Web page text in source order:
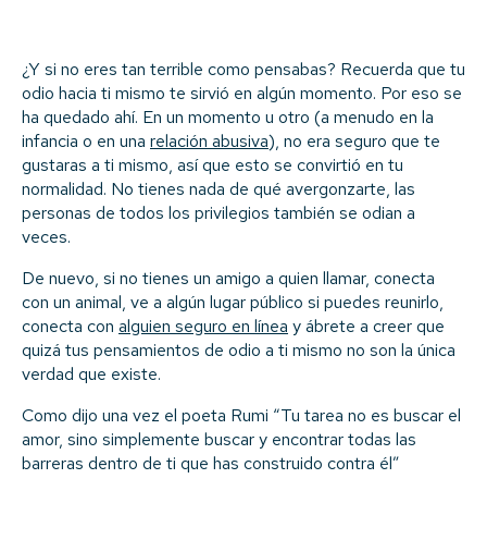
¿Y si no eres tan terrible como pensabas? Recuerda que tu
odio hacia ti mismo te sirvió en algún momento. Por eso se
ha quedado ahí. En un momento u otro (a menudo en la
infancia o en una relación abusiva), no era seguro que te
gustaras a ti mismo, así que esto se convirtió en tu
normalidad. No tienes nada de qué avergonzarte, las
personas de todos los privilegios también se odian a
veces.
De nuevo, si no tienes un amigo a quien llamar, conecta
con un animal, ve a algún lugar público si puedes reunirlo,
conecta con alguien seguro en línea y ábrete a creer que
quizá tus pensamientos de odio a ti mismo no son la única
verdad que existe.
Como dijo una vez el poeta Rumi “Tu tarea no es buscar el
amor, sino simplemente buscar y encontrar todas las
barreras dentro de ti que has construido contra él”